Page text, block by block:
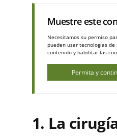
Muestre este
Necesitamos su permiso
pueden usar tecnologías
contenido y habilitar las
Permita y
1. La